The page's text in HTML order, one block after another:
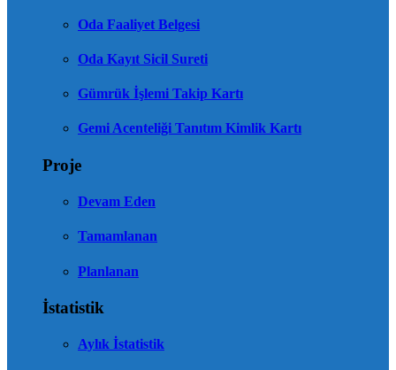
Oda Faaliyet Belgesi
Oda Kayıt Sicil Sureti
Gümrük İşlemi Takip Kartı
Gemi Acenteliği Tanıtım Kimlik Kartı
Proje
Devam Eden
Tamamlanan
Planlanan
İstatistik
Aylık İstatistik